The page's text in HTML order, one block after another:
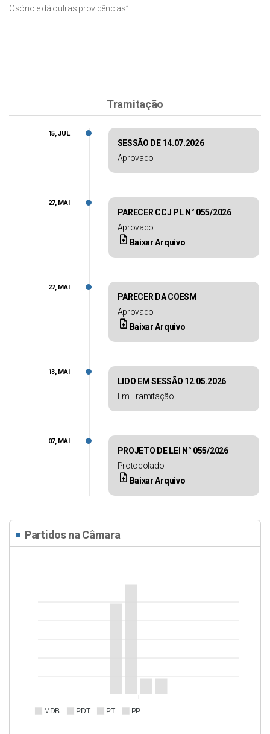
Osório e dá outras providências”.
Tramitação
SESSÃO DE 14.07.2026
Aprovado
15, JUL
PARECER CCJ PL N° 055/2026
Aprovado
upload_file Baixar Arquivo
27, MAI
PARECER DA COESM
Aprovado
upload_file Baixar Arquivo
27, MAI
LIDO EM SESSÃO 12.05.2026
Em Tramitação
13, MAI
PROJETO DE LEI N° 055/2026
Protocolado
upload_file Baixar Arquivo
07, MAI
Partidos na Câmara
MDB PDT PT PP